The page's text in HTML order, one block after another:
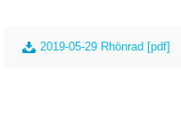
2019-05-29 Rhönrad [pdf]